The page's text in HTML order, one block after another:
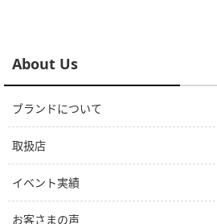
About Us
ブランドについて
取扱店
イベント実績
お客さまの声